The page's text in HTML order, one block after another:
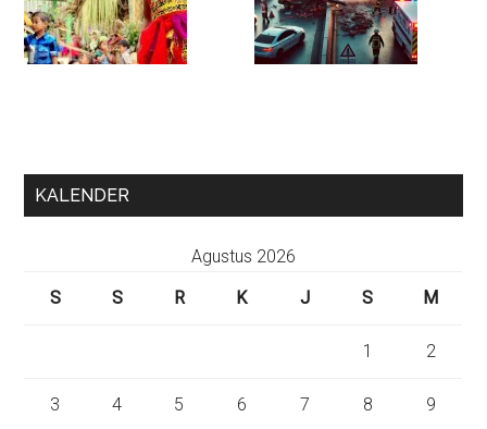
KALENDER
Agustus 2026
S
S R K J S M
1 2
3 4 5 6 7 8 9